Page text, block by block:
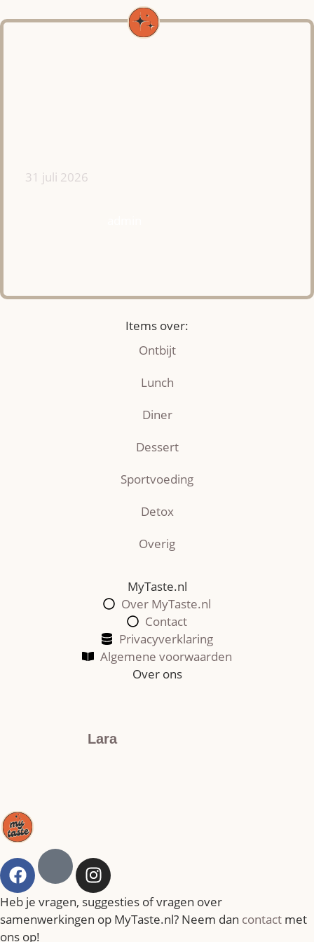
31 juli 2026
Items over:
Ontbijt
Lunch
Diner
Dessert
Sportvoeding
Detox
Overig
MyTaste.nl
Over MyTaste.nl
Contact
Privacyverklaring
Algemene voorwaarden
Over ons
Lara
Heb je vragen, suggesties of vragen over
samenwerkingen op MyTaste.nl? Neem dan contact met
ons op!